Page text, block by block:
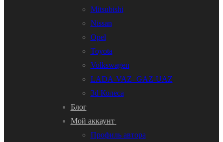
Mitsubishi
Nissan
Opel
Toyota
Volkswagen
LADA-VAZ- GAZ-UAZ
3d Колеса
Блог
Мой аккаунт
Профиль автора